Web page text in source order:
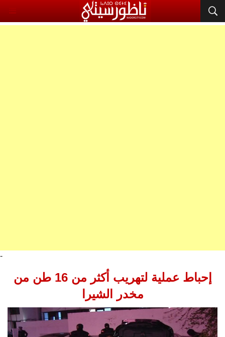
-
إحباط عملية لتهريب أكثر من 16 طن من
مخدر الشيرا